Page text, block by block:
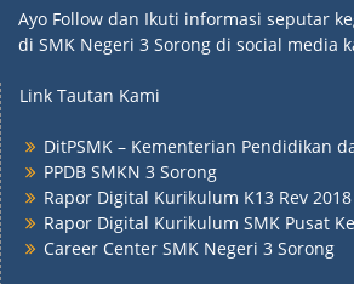
Ayo Follow dan Ikuti informasi seputar
di SMK Negeri 3 Sorong di social media
Link Tautan Kami
DitPSMK – Kementerian Pendidikan
PPDB SMKN 3 Sorong
Rapor Digital Kurikulum K13 Rev 2018
Rapor Digital Kurikulum SMK Pusat
Career Center SMK Negeri 3 Sorong